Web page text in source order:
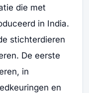
die met
in India.
stichterdieren
De eerste
in
en